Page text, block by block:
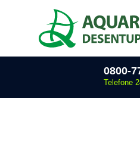
0800-
Telefone